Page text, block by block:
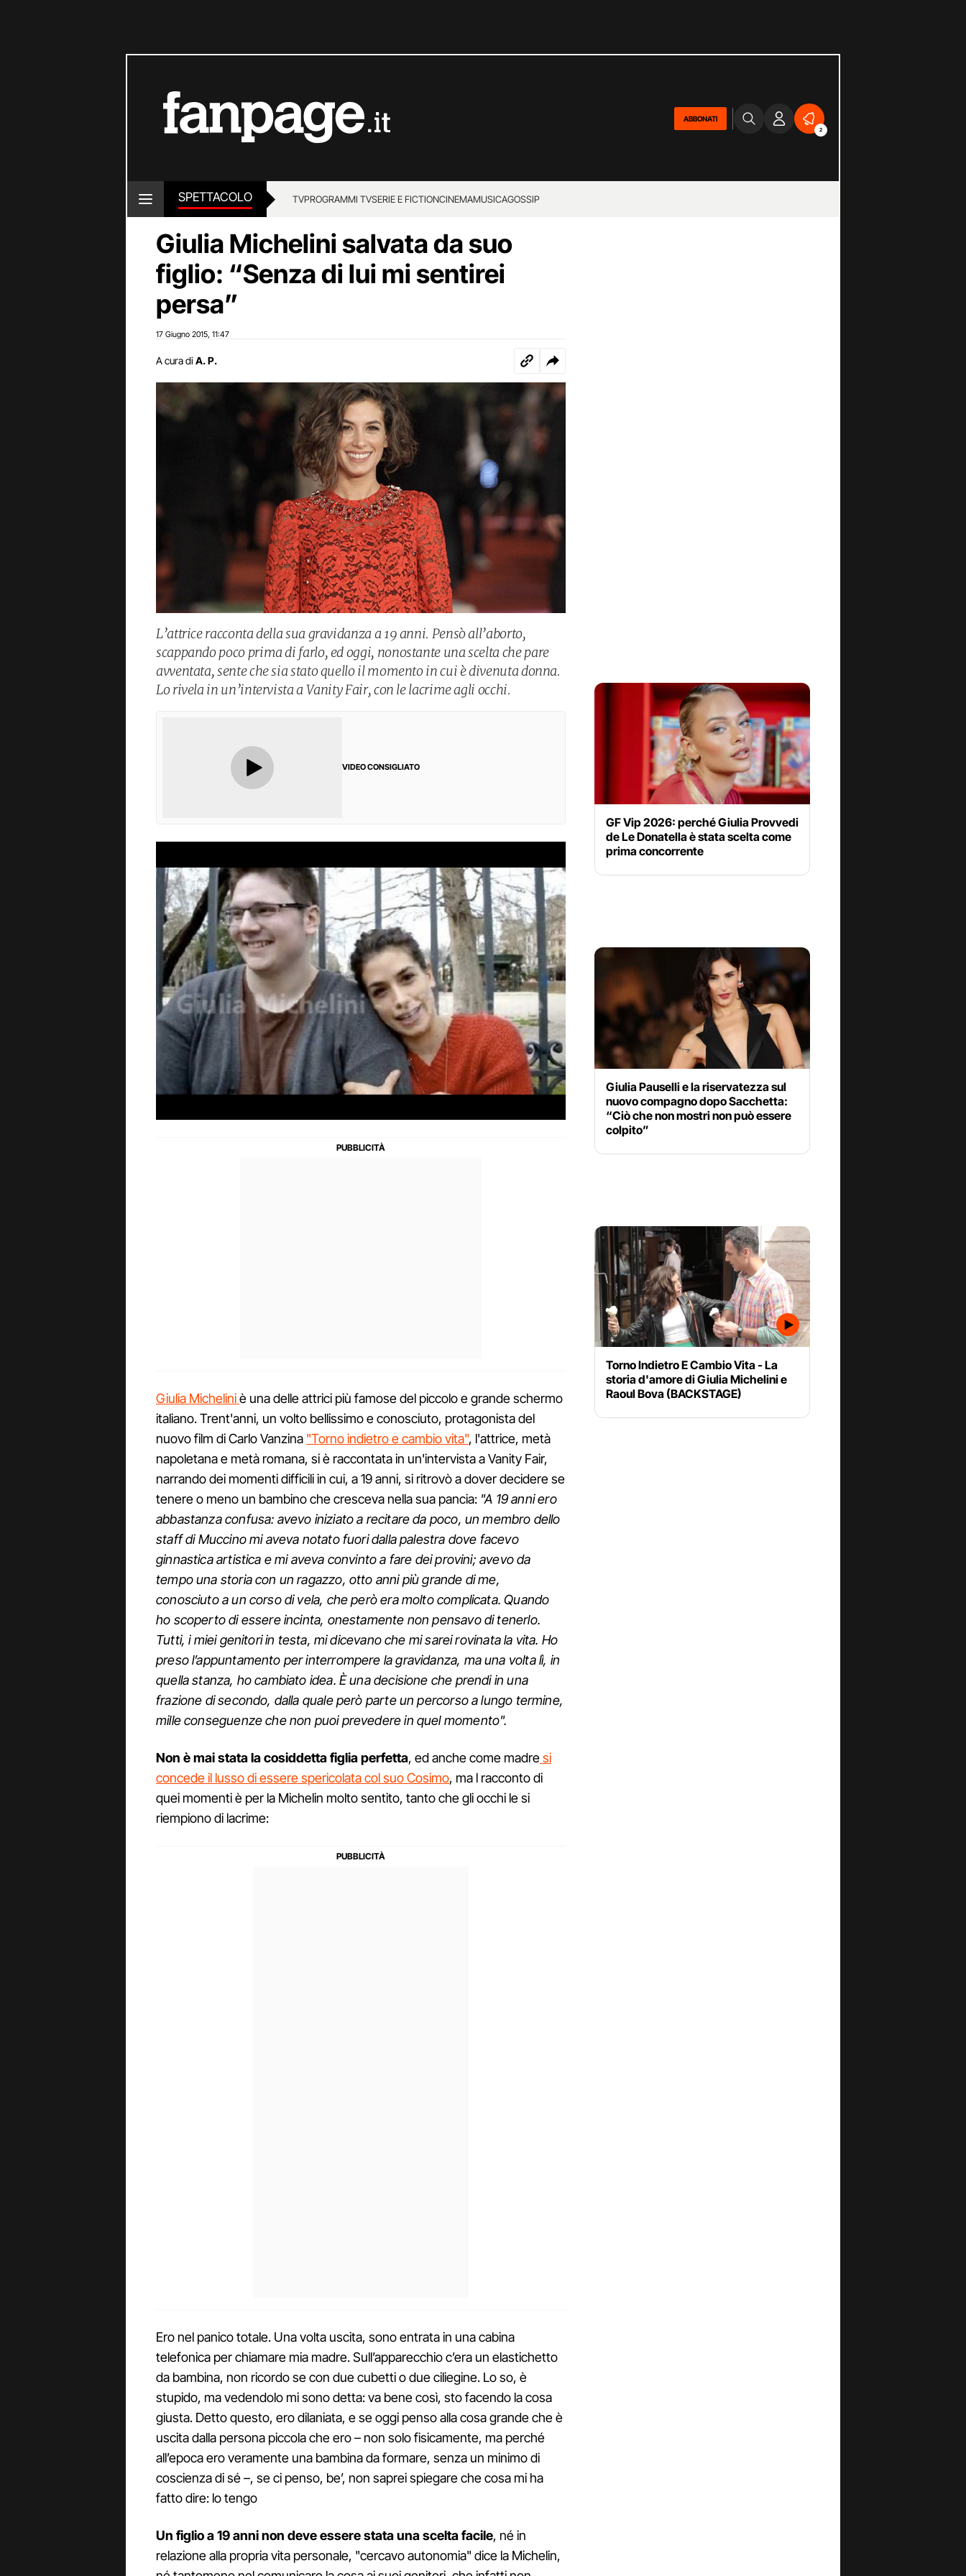
ABBONATI
2
SPETTACOLO TVPROGRAMMI TVSERIE E FICTIONCINEMAMUSICAGOSSIP
Giulia Michelini salvata da suo
figlio: “Senza di lui mi sentirei
persa”
17 Giugno 2015 11:47
A cura di A. P.
L’attrice racconta della sua gravidanza a 19 anni. Pensò all’aborto,
scappando poco prima di farlo, ed oggi, nonostante una scelta che pare
avventata, sente che sia stato quello il momento in cui è divenuta donna.
Lo rivela in un’intervista a Vanity Fair, con le lacrime agli occhi.
VIDEO CONSIGLIATO
Giulia Micheliniè una delle attrici più famose del piccolo e grande schermo
italiano. Trent'anni, un volto bellissimo e conosciuto, protagonista del
nuovo film di Carlo Vanzina "Torno indietro e cambio vita", l'attrice, metà
napoletana e metà romana, si è raccontata in un'intervista a Vanity Fair,
narrando dei momenti difficili in cui, a 19 anni, si ritrovò a dover decidere se
tenere o meno un bambino che cresceva nella sua pancia: "A 19 anni ero
abbastanza confusa: avevo iniziato a recitare da poco, un membro dello
staff di Muccino mi aveva notato fuori dalla palestra dove facevo
ginnastica artistica e mi aveva convinto a fare dei provini; avevo da
tempo una storia con un ragazzo, otto anni più grande di me,
conosciuto a un corso di vela, che però era molto complicata. Quando
ho scoperto di essere incinta, onestamente non pensavo di tenerlo.
Tutti, i miei genitori in testa, mi dicevano che mi sarei rovinata la vita. Ho
preso l’appuntamento per interrompere la gravidanza, ma una volta lì, in
quella stanza, ho cambiato idea. È una decisione che prendi in una
frazione di secondo, dalla quale però parte un percorso a lungo termine,
mille conseguenze che non puoi prevedere in quel momento".
Non è mai stata la cosiddetta figlia perfetta, ed anche come madresi
concede il lusso di essere spericolata col suo Cosimo, ma l racconto di
quei momenti è per la Michelin molto sentito, tanto che gli occhi le si
riempiono di lacrime:
Ero nel panico totale. Una volta uscita, sono entrata in una cabina
telefonica per chiamare mia madre. Sull’apparecchio c’era un elastichetto
da bambina, non ricordo se con due cubetti o due ciliegine. Lo so, è
stupido, ma vedendolo mi sono detta: va bene così, sto facendo la cosa
giusta. Detto questo, ero dilaniata, e se oggi penso alla cosa grande che è
uscita dalla persona piccola che ero – non solo fisicamente, ma perché
all’epoca ero veramente una bambina da formare, senza un minimo di
coscienza di sé –, se ci penso, be’, non saprei spiegare che cosa mi ha
fatto dire: lo tengo
Un figlio a 19 anni non deve essere stata una scelta facile, né in
relazione alla propria vita personale, "cercavo autonomia" dice la Michelin,
GF Vip 2026: perché Giulia Provvedi
de Le Donatella è stata scelta come
prima concorrente
Giulia Pauselli e la riservatezza sul
nuovo compagno dopo Sacchetta:
“Ciò che non mostri non può essere
colpito”
Torno Indietro E Cambio Vita - La
storia d'amore di Giulia Michelini e
Raoul Bova (BACKSTAGE)